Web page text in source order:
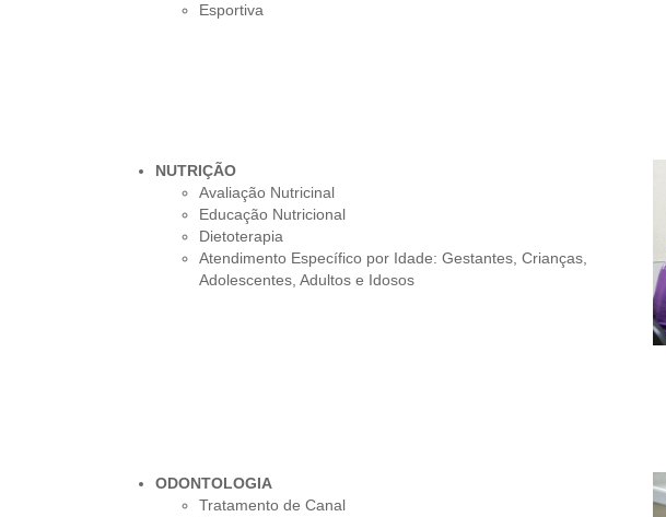
Esportiva
NUTRIÇÃO
Avaliação Nutricinal
Educação Nutricional
Dietoterapia
Atendimento Específico por Idade: Gestantes, Crianças,
Adolescentes, Adultos e Idosos
ODONTOLOGIA
Tratamento de Canal